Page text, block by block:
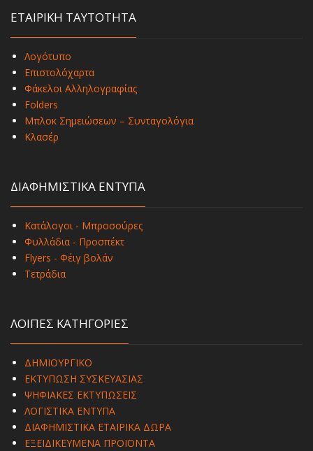
ΕΤΑΙΡΙΚΗ ΤΑΥΤΟΤΗΤΑ
Λογότυπο
Επιστολόχαρτα
Φάκελοι Αλληλογραφίας
Folders
Μπλοκ Σημειώσεων – Συνταγολόγια
Κλασέρ
ΔΙΑΦΗΜΙΣΤΙΚΑ ΕΝΤΥΠΑ
Κατάλογοι - Μπροσούρες
Φυλλάδια - Προσπέκτ
Flyers - Φέιγ βολάν
Τετράδια
ΛΟΙΠΕΣ ΚΑΤΗΓΟΡΙΕΣ
ΔΗΜΙΟΥΡΓΙΚΟ
ΕΚΤΥΠΩΣΗ ΣΥΣΚΕΥΑΣΙΑΣ
ΨΗΦΙΑΚΕΣ ΕΚΤΥΠΩΣΕΙΣ
ΛΟΓΙΣΤΙΚΑ ΕΝΤΥΠΑ
ΔΙΑΦΗΜΙΣΤΙΚΑ ΕΤΑΙΡΙΚΑ ΔΩΡΑ
ΕΞΕΙΔΙΚΕΥΜΕΝΑ ΠΡΟΪΟΝΤΑ